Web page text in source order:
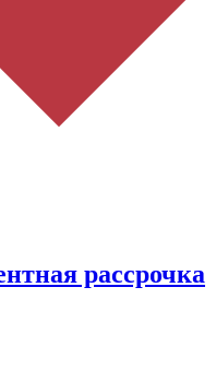
рассрочка